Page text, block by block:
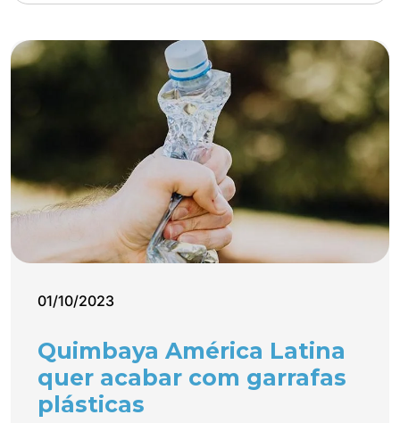
01/10/2023
Quimbaya América Latina
quer acabar com garrafas
plásticas